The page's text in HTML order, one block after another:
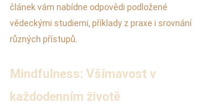
článek vám nabídne odpovědi podložené
vědeckými studiemi, příklady z praxe i srovnání
různých přístupů.
Mindfulness: Všímavost v
každodenním životě